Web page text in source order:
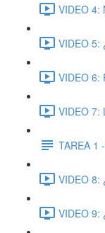
VIDEO 4:
VIDEO 5:
VIDEO 6:
VIDEO 7:
TAREA 1
VIDEO 8:
VIDEO 9: